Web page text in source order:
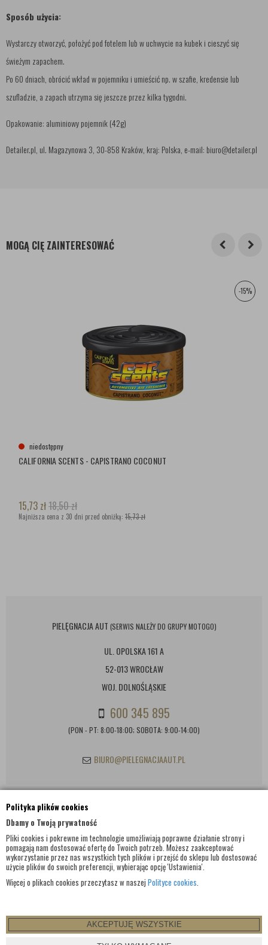
Polityka plików cookies
Dbamy o Twoją prywatność
Pliki cookies i pokrewne im technologie umożliwiają poprawne działanie strony i
pomagają nam dostosować ofertę do Twoich potrzeb. Możesz zaakceptować
wykorzystanie przez nas wszystkich tych plików i przejść do sklepu lub dostosować
użycie plików do swoich preferencji, wybierając opcję 'Ustawienia'.
Więcej o plikach cookies przeczytasz w naszej Polityce cookies.
AKCEPTUJĘ WSZYSTKIE
Sposób użycia:
Wystarczy otworzyć, położyć pod fotelem lub w uchwycie na kubek i cieszyć się
świeżym zapachem.
Po 60 dniach, obrócić wkład w pojemniku i umieścić np. w szafie, kredensie lub
szufladzie, a zapach utrzyma się jeszcze przez kilka tygodni.
Opakowanie: aluminiowy pojemnik (42g)
Detailer.pl, ul. Magazynowa 3, 30-858 Kraków, kraj: Polska, e-mail: biuro@detailer.pl
MOGĄ CIĘ ZAINTERESOWAĆ
-15%
niedostępny
CALIFORNIA SCENTS - CAPISTRANO COCONUT
15,73 zł18,50zł
Najniższa cena z 30 dni przed obniżką: 15,73 zł
PIELĘGNACJA AUT (SERWIS NALEŻY DO GRUPY MOTOGO)
UL. OPOLSKA 161 A
52-013 WROCŁAW
WOJ. DOLNOŚLĄSKIE
600 345 895
(PON - PT: 8:00-18:00; SOBOTA: 9:00-14:00)
BIURO@PIELEGNACJAAUT.PL
INFORMACJE KONTAKTOWE